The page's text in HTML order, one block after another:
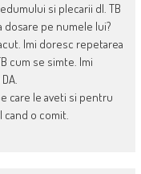
si plecarii dl. TB
dosare pe numele lui?
Imi doresc repetarea
cum se simte. Imi
care le aveti si pentru
cand o comit.